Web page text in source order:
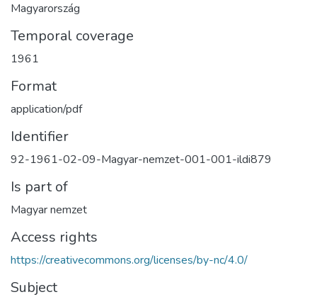
Magyarország
Temporal coverage
1961
Format
application/pdf
Identifier
92-1961-02-09-Magyar-nemzet-001-001-ildi879
Is part of
Magyar nemzet
Access rights
https://creativecommons.org/licenses/by-nc/4.0/
Subject